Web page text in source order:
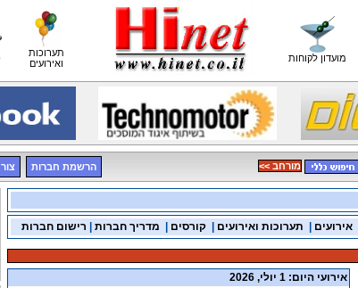
תערוכות
ואירועים
מועדון לקוחות
הרשמת חברות << מורחב
|אירועים תערוכות ואירועים |קורסים מדריך חברות רישום חברות
אירועי היום: 1 יולי, 2026